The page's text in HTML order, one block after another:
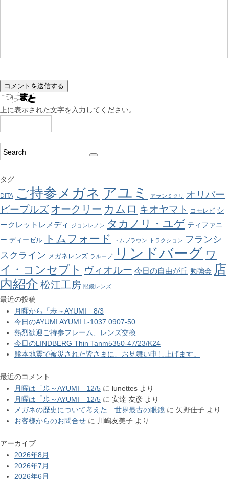
上に表示された文字を入力してください。
タグ
DITA ご持参メガネ アユミ アランミクリ
オリバー
ピープルズ オークリー カムロ キオヤマト コモレビ シ
ークレットレメディ
ジョンレノン タカノリ・ユゲ ティファニ
ー ディーゼル トムフォード トムブラウン トラクション フランシ
スクライン メガネレンズ ラループ リンドバーグ ワ
イ・コンセプト ヴィオルー 今日の自由が丘 勉強会 店
内紹介 松江工房 眼鏡レンズ
最近の投稿
月曜から「歩～AYUMI」8/3
今日のAYUMI AYUMI L-1037 0907-50
熱烈歓迎ご持参フレーム、レンズ交換
今日のLINDBERG Thin Tanm5350-47/23/K24
熊本地震で被災された皆さまに、お見舞い申し上げます。
最近のコメント
月曜は「歩～AYUMI」12/5 に lunettes より
月曜は「歩～AYUMI」12/5 に 安達 友彦 より
メガネの歴史について考えた 世界最古の眼鏡 に 矢野佳子 より
お客様からのお問合せ に 川嶋友美子 より
アーカイブ
2026年8月
2026年7月
2026年6月